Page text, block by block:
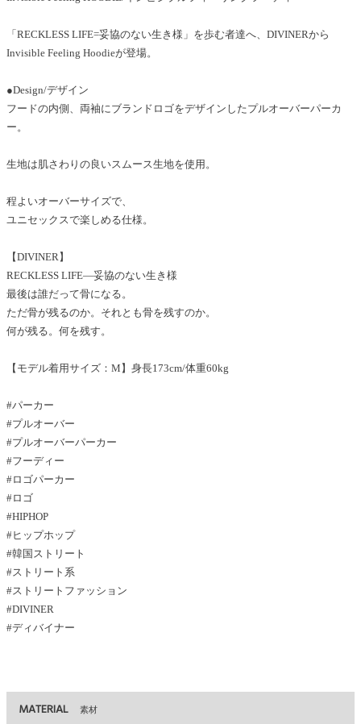
「RECKLESS LIFE=妥協のない生き様」を歩む者達へ、DIVINERから
Invisible Feeling Hoodieが登場。
●Design/デザイン
フードの内側、両袖にブランドロゴをデザインしたプルオーバーパーカ
ー。
生地は肌さわりの良いスムース生地を使用。
程よいオーバーサイズで、
ユニセックスで楽しめる仕様。
【DIVINER】
RECKLESS LIFE―妥協のない生き様
最後は誰だって骨になる。
ただ骨が残るのか。それとも骨を残すのか。
何が残る。何を残す。
【モデル着用サイズ：M】身長173cm/体重60kg
#パーカー
#プルオーバー
#プルオーバーパーカー
#フーディー
#ロゴパーカー
#ロゴ
#HIPHOP
#ヒップホップ
#韓国ストリート
#ストリート系
#ストリートファッション
#DIVINER
#ディバイナー
MATERIAL 素材